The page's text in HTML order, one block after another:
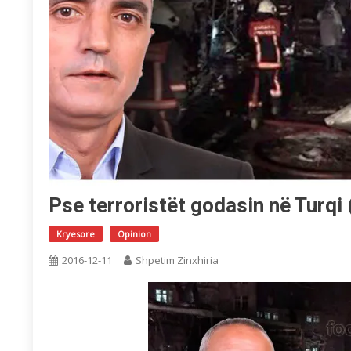
Pse terroristët godasin në Turqi
Kryesore Opinion
2016-12-11 Shpetim Zinxhiria